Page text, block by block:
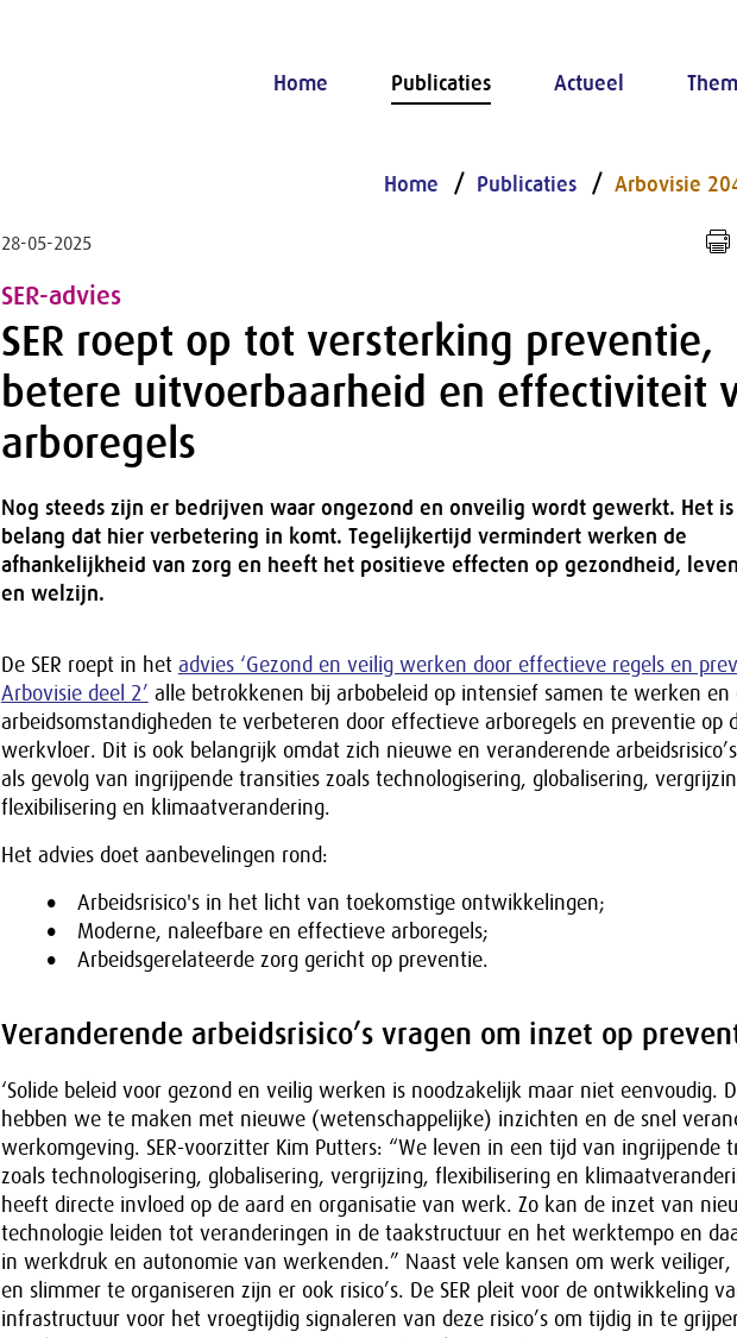
Home Publicaties Actueel
Home Publicaties Arbovisie
28-05-2025
SER-advies
SER roept op tot versterking preventie,
betere uitvoerbaarheid en effectiviteit
arboregels
Nog steeds zijn er bedrijven waar ongezond en onveilig wordt gewerkt. Het is
belang dat hier verbetering in komt. Tegelijkertijd vermindert werken de
afhankelijkheid van zorg en heeft het positieve effecten op gezondheid,
en welzijn.
De SER roept in het advies ‘Gezond en veilig werken door effectieve regels en
Arbovisie deel 2’ alle betrokkenen bij arbobeleid op intensief samen te werken en
arbeidsomstandigheden te verbeteren door effectieve arboregels en preventie op
werkvloer. Dit is ook belangrijk omdat zich nieuwe en veranderende
als gevolg van ingrijpende transities zoals technologisering, globalisering,
flexibilisering en klimaatverandering.
Het advies doet aanbevelingen rond:
Arbeidsrisico's in het licht van toekomstige ontwikkelingen;
Moderne, naleefbare en effectieve arboregels;
Arbeidsgerelateerde zorg gericht op preventie.
Veranderende arbeidsrisico’s vragen om inzet op
‘Solide beleid voor gezond en veilig werken is noodzakelijk maar niet eenvoudig.
hebben we te maken met nieuwe (wetenschappelijke) inzichten en de snel
werkomgeving. SER-voorzitter Kim Putters: “We leven in een tijd van ingrijpende
zoals technologisering, globalisering, vergrijzing, flexibilisering en
heeft directe invloed op de aard en organisatie van werk. Zo kan de inzet van
technologie leiden tot veranderingen in de taakstructuur en het werktempo en
in werkdruk en autonomie van werkenden.” Naast vele kansen om werk veiliger,
en slimmer te organiseren zijn er ook risico’s. De SER pleit voor de ontwikkeling
infrastructuur voor het vroegtijdig signaleren van deze risico’s om tijdig in te